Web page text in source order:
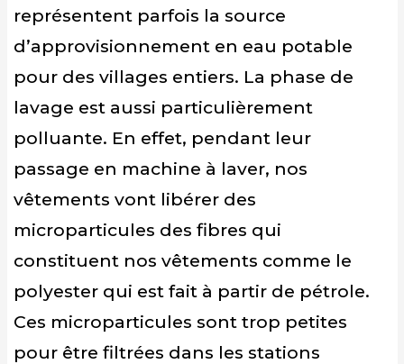
représentent parfois la source
d’approvisionnement en eau potable
pour des villages entiers. La phase de
lavage est aussi particulièrement
polluante. En effet, pendant leur
passage en machine à laver, nos
vêtements vont libérer des
microparticules des fibres qui
constituent nos vêtements comme le
polyester qui est fait à partir de pétrole.
Ces microparticules sont trop petites
pour être filtrées dans les stations